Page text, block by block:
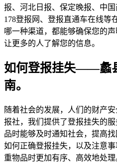
报、河北日报、保定晚报、中
178登报网、登报直通车在线等
哪一种渠道，都能够确保您的
让更多的人了解您的信息。
如何登报挂失——蠡
南。
随着社会的发展，人们的财产
报社，我们提供了登报挂失的
品时能够及时通知社会，提高
如何正确登报挂失，以及注意
重物品时更加有序、高效地处理